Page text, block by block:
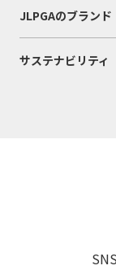
JLPGAのブランド
サステナビリティ